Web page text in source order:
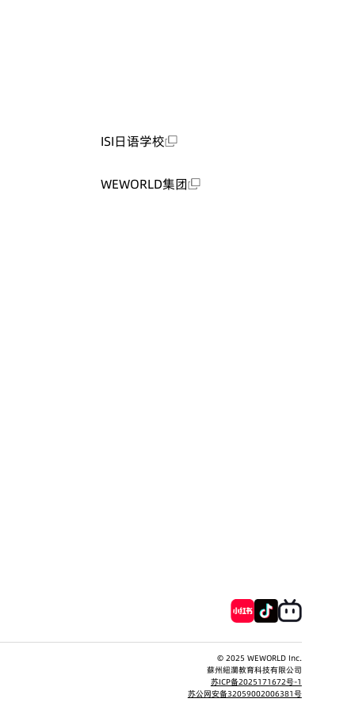
ISI日语学校
WEWORLD集团
© 2025 WEWORLD Inc.
蘇州紐瀾教育科技有限公司
苏ICP备2025171672号-1
苏公网安备32059002006381号